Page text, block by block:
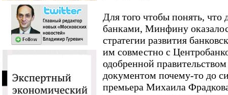
Для того чтобы понять, что
банками, Минфину
стратегии развития
им совместно с
одобренной
документом почему-то до
премьера Михаила